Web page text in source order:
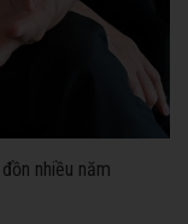
nhiều năm